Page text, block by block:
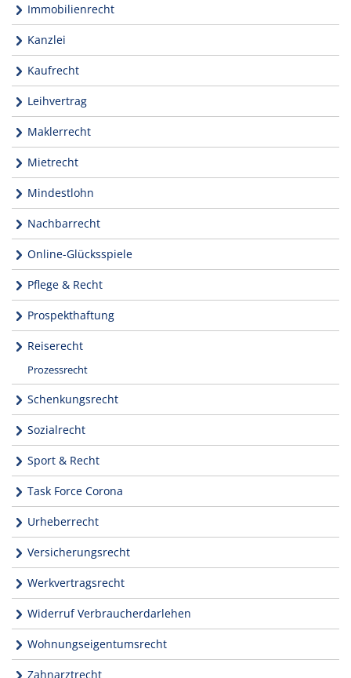
Immobilienrecht
Kanzlei
Kaufrecht
Leihvertrag
Maklerrecht
Mietrecht
Mindestlohn
Nachbarrecht
Online-Glücksspiele
Pflege & Recht
Prospekthaftung
Reiserecht
Prozessrecht
Schenkungsrecht
Sozialrecht
Sport & Recht
Task Force Corona
Urheberrecht
Versicherungsrecht
Werkvertragsrecht
Widerruf Verbraucherdarlehen
Wohnungseigentumsrecht
Zahnarztrecht